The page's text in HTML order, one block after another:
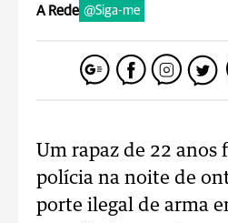
A Rede @Siga-me
Um rapaz de 22 anos
polícia na noite de
porte ilegal de arma